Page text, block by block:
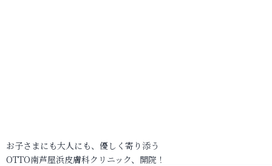
お子さまにも大人にも、優しく寄り添う
OTTO南芦屋浜皮膚科クリニック、開院！